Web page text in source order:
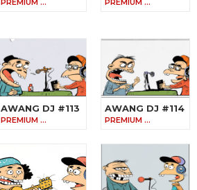
PREMIUM … PREMIUM …
AWANG DJ #113
PREMIUM …
AWANG DJ #114
PREMIUM …